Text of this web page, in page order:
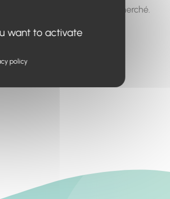
pour trouver le contenu recherché.
want to activate
policy